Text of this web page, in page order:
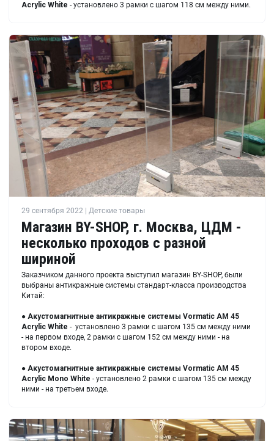
Acrylic White - установлено 3 рамки с шагом 118 см между ними.
29 сентября 2022 | Детские товары
Магазин BY-SHOP, г. Москва, ЦДМ -
несколько проходов с разной
шириной
Заказчиком данного проекта выступил магазин BY-SHOP, были
выбраны антикражные системы стандарт-класса производства
Китай:
● Акустомагнитные антикражные системы Vormatic AM 45
Acrylic White - установлено 3 рамки с шагом 135 см между ними
- на первом входе, 2 рамки с шагом 152 см между ними - на
втором входе.
● Акустомагнитные антикражные системы Vormatic AM 45
Acrylic Mono White - установлено 2 рамки с шагом 135 см между
ними - на третьем входе.